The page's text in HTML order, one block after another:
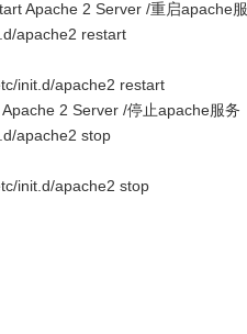
Apache 2 Server /重启apache
apache2 restart
init.d/apache2 restart
Apache 2 Server /停止apache服务
apache2 stop
init.d/apache2 stop